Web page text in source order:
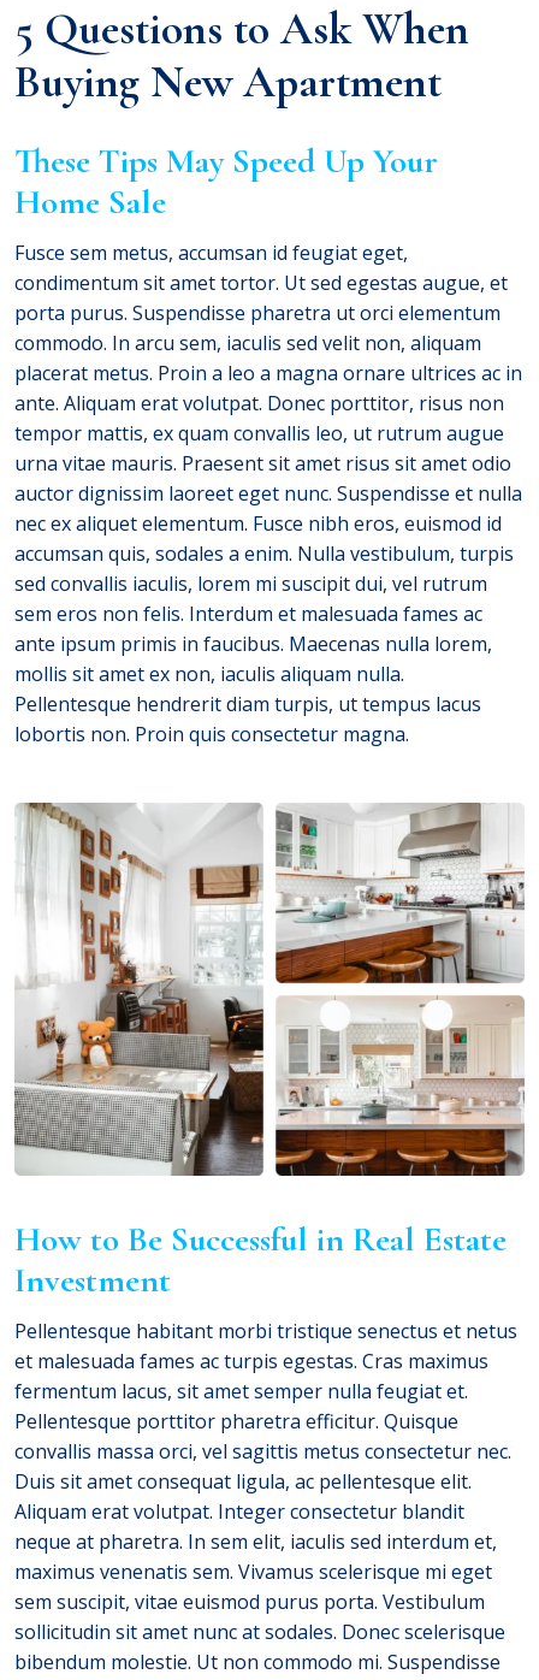
5 Questions to Ask When
Buying New Apartment
These Tips May Speed Up Your
Home Sale
Fusce sem metus, accumsan id feugiat eget,
condimentum sit amet tortor. Ut sed egestas augue, et
porta purus. Suspendisse pharetra ut orci elementum
commodo. In arcu sem, iaculis sed velit non, aliquam
placerat metus. Proin a leo a magna ornare ultrices ac in
ante. Aliquam erat volutpat. Donec porttitor, risus non
tempor mattis, ex quam convallis leo, ut rutrum augue
urna vitae mauris. Praesent sit amet risus sit amet odio
auctor dignissim laoreet eget nunc. Suspendisse et nulla
nec ex aliquet elementum. Fusce nibh eros, euismod id
accumsan quis, sodales a enim. Nulla vestibulum, turpis
sed convallis iaculis, lorem mi suscipit dui, vel rutrum
sem eros non felis. Interdum et malesuada fames ac
ante ipsum primis in faucibus. Maecenas nulla lorem,
mollis sit amet ex non, iaculis aliquam nulla.
Pellentesque hendrerit diam turpis, ut tempus lacus
lobortis non. Proin quis consectetur magna.
How to Be Successful in Real Estate
Investment
Pellentesque habitant morbi tristique senectus et netus
et malesuada fames ac turpis egestas. Cras maximus
fermentum lacus, sit amet semper nulla feugiat et.
Pellentesque porttitor pharetra efficitur. Quisque
convallis massa orci, vel sagittis metus consectetur nec.
Duis sit amet consequat ligula, ac pellentesque elit.
Aliquam erat volutpat. Integer consectetur blandit
neque at pharetra. In sem elit, iaculis sed interdum et,
maximus venenatis sem. Vivamus scelerisque mi eget
sem suscipit, vitae euismod purus porta. Vestibulum
sollicitudin sit amet nunc at sodales. Donec scelerisque
bibendum molestie. Ut non commodo mi. Suspendisse